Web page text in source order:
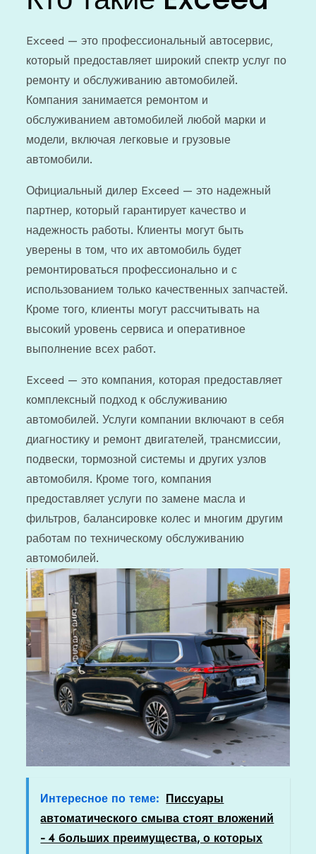
Exceed — это профессиональный автосервис,
который предоставляет широкий спектр услуг по
ремонту и обслуживанию автомобилей.
Компания занимается ремонтом и
обслуживанием автомобилей любой марки и
модели, включая легковые и грузовые
автомобили.
Официальный дилер Exceed — это надежный
партнер, который гарантирует качество и
надежность работы. Клиенты могут быть
уверены в том, что их автомобиль будет
ремонтироваться профессионально и с
использованием только качественных запчастей.
Кроме того, клиенты могут рассчитывать на
высокий уровень сервиса и оперативное
выполнение всех работ.
Exceed — это компания, которая предоставляет
комплексный подход к обслуживанию
автомобилей. Услуги компании включают в себя
диагностику и ремонт двигателей, трансмиссии,
подвески, тормозной системы и других узлов
автомобиля. Кроме того, компания
предоставляет услуги по замене масла и
фильтров, балансировке колес и многим другим
работам по техническому обслуживанию
автомобилей.
Интересное по теме: Писсуары
автоматического смыва стоят вложений
- 4 больших преимущества, о которых